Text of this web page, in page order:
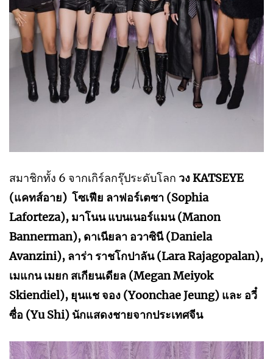
สมาชิกทั้ง 6 จากเกิร์ลกรุ๊ประดับโลก วง KATSEYE
(แคทส์อาย) โซเฟีย ลาฟอร์เตซา (Sophia
Laforteza), มาโนน แบนเนอร์แมน (Manon
Bannerman), ดาเนียลา อวาซินี (Daniela
Avanzini), ลาร่า ราชโกปาลัน (Lara Rajagopalan),
เมแกน เมยก สเกียนเดียล (Megan Meiyok
Skiendiel), ยุนแช จอง (Yoonchae Jeung) และ อวี๋
ซื่อ (Yu Shi) นักแสดงชายจากประเทศจีน